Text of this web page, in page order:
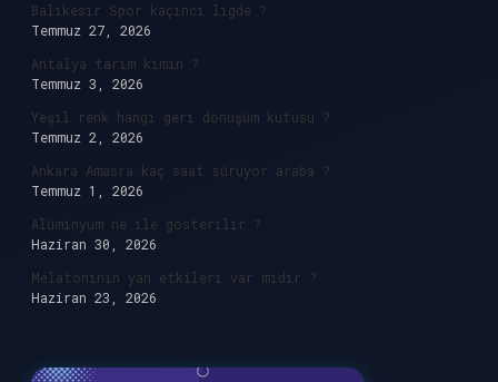
Balıkesir Spor kaçıncı ligde ?
Temmuz 27, 2026
Antalya tarım kimin ?
Temmuz 3, 2026
Yeşil renk hangi geri dönüşüm kutusu ?
Temmuz 2, 2026
Ankara Amasra kaç saat sürüyor araba ?
Temmuz 1, 2026
Alüminyum ne ile gösterilir ?
Haziran 30, 2026
Melatoninin yan etkileri var mıdır ?
Haziran 23, 2026